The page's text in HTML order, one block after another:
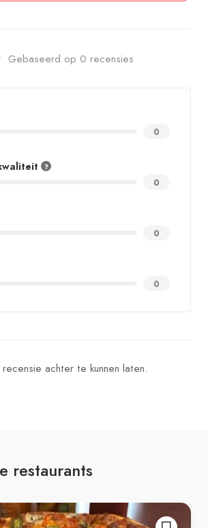
Gebaseerd op 0 recensies
0
0
0
0
achter te kunnen laten.
restaurants